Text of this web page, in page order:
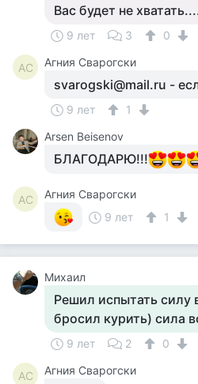
Вас будет не
9 лет 3 0
АС Агния Сварогски
svarogski@mail.ru -
9 лет
1
Arsen Beisenov
БЛАГОДАРЮ!!!
АС
Агния Сварогски
9 лет
1
Михаил
Решил испытать силу
бросил курить) сила
9 лет 2 0
АС Агния Сварогски